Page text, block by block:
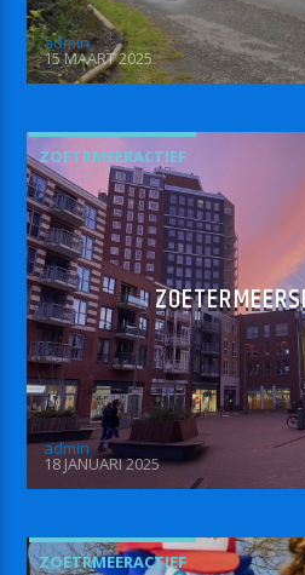
admin
15 MAART 2025
ZOETRMEERACTIEF
admin
18 JANUARI 2025
ZOETRMEERACTIEF